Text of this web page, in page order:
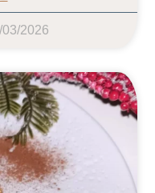
03/2026